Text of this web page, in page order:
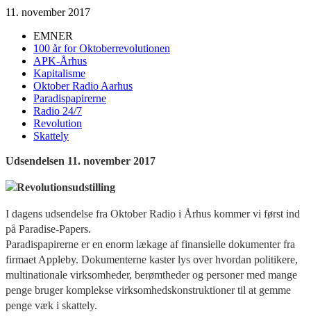
11. november 2017
EMNER
100 år for Oktoberrevolutionen
APK-Århus
Kapitalisme
Oktober Radio Aarhus
Paradispapirerne
Radio 24/7
Revolution
Skattely
Udsendelsen 11. november 2017
I dagens udsendelse fra Oktober Radio i Århus kommer vi først ind
på Paradise-Papers.
Paradispapirerne er en enorm lækage af finansielle dokumenter fra
firmaet Appleby. Dokumenterne kaster lys over hvordan politikere,
multinationale virksomheder, berømtheder og personer med mange
penge bruger komplekse virksomhedskonstruktioner til at gemme
penge væk i skattely.